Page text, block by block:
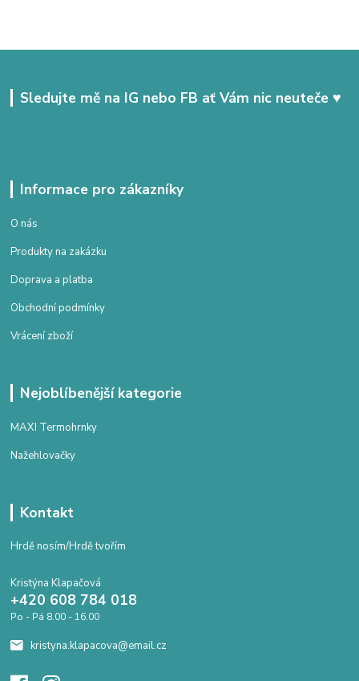
Sledujte mě na IG nebo FB ať Vám nic neuteče ♥
Informace pro zákazníky
O nás
Produkty na zakázku
Doprava a platba
Obchodní podmínky
Vrácení zboží
Nejoblíbenější kategorie
MAXI Termohrnky
Nažehlovačky
Kontakt
Hrdě nosím/Hrdě tvořím
Kristýna Klapačová
+420 608 784 018
Po - Pá 8.00 - 16.00
kristyna.klapacova@email.cz